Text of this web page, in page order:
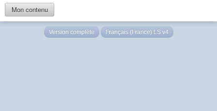
Mon contenu
Version complète Français (France) LS v4